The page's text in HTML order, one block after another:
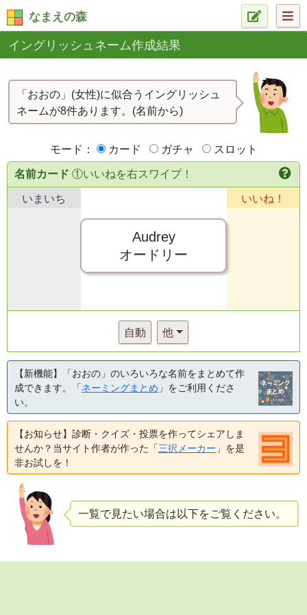
なまえの森
イングリッシュネーム作成結果
「おおの」(女性)に似合うイングリッシュ
ネームが8件あります。(名前から)
モード： カード ガチャ スロット
名前カード ①いいねを右スワイプ！
いまいち
Audrey
オードリー
いいね！
自動 他
【新機能】「おおの」のいろいろな名前をまとめて作
成できます。「ネーミングまとめ 」をご利用くださ
い。
【お知らせ】診断・クイズ・投票を作ってシェアしま
せんか？当サイト作者が作った「三択メーカー 」を是
非お試しを！
一覧で見たい場合は以下をご覧ください。